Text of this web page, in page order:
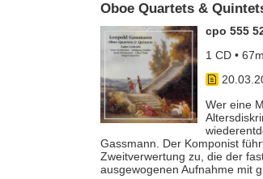
Oboe Quartets &
cpo 555
1 CD •
Wer eine
Gassmann. Der Komponist
Zweitverwertung zu, die der
ausgewogenen Aufnahme mit